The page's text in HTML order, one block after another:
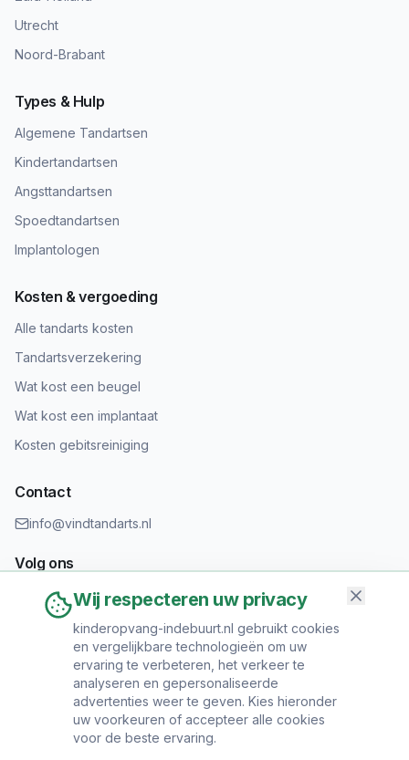
Utrecht
Noord-Brabant
Types & Hulp
Algemene Tandartsen
Kindertandartsen
Angsttandartsen
Spoedtandartsen
Implantologen
Kosten & vergoeding
Alle tandarts kosten
Tandartsverzekering
Wat kost een beugel
Wat kost een implantaat
Kosten gebitsreiniging
Contact
info@vindtandarts.nl
Volg ons
Informatie toevoegen?
Heeft u een tandartspraktijk? Neem contact op om uw praktijk
toe te voegen.
Wij respecteren uw privacy
kinderopvang-indebuurt.nl gebruikt cookies
en vergelijkbare technologieën om uw
ervaring te verbeteren, het verkeer te
analyseren en gepersonaliseerde
advertenties weer te geven. Kies hieronder
uw voorkeuren of accepteer alle cookies
voor de beste ervaring.